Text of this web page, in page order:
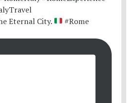
Eternal City.
#Rome